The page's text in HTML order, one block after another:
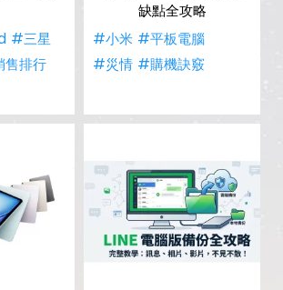
#三星
排行
缺點全攻略
#小米 #平板電腦
#災情 #購機訣竅